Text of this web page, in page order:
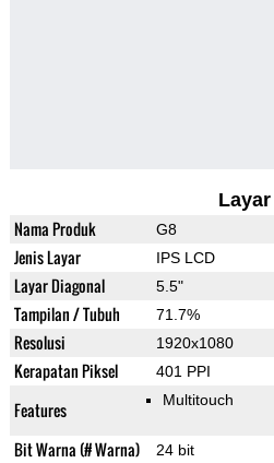
Layar
Nama Produk G8
Jenis Layar IPS LCD
Layar Diagonal 5.5"
Tampilan / Tubuh 71.7%
Resolusi 1920x1080
Kerapatan Piksel 401 PPI
Features Multitouch
Bit Warna (# Warna) 24 bit